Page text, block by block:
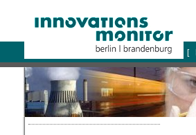
logo
[